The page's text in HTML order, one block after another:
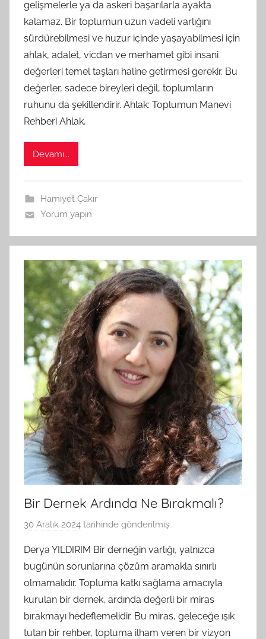
A
M
t
a
r
a
f
gelişmelerle ya da askeri başarılarla ayakta
kalamaz. Bir toplumun uzun vadeli varlığını
sürdürebilmesi ve huzur içinde yaşayabilmesi için
ahlak, adalet, vicdan ve merhamet gibi insani
değerleri temel taşları haline getirmesi gerekir. Bu
değerler, sadece bireyleri değil, toplumların
ruhunu da şekillendirir. Ahlak: Toplumun Manevi
Rehberi Ahlak,
Devamı...
Hamiyet Çakır
Yorum yapın
Bir Dernek Ardında Ne Bırakmalı?
30 Aralık 2024 tarihinde gönderilmiş
S
A
M
t
a
r
Derya YILDIRIM Bir derneğin varlığı, yalnızca
bugünün sorunlarına çözüm aramakla sınırlı
olmamalıdır. Topluma katkı sağlama amacıyla
kurulan bir dernek, ardında değerli bir miras
bırakmayı hedeflemelidir. Bu miras, geleceğe ışık
tutan bir rehber, topluma ilham veren bir vizyon